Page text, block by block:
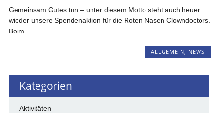
Gemeinsam Gutes tun – unter diesem Motto steht auch heuer
wieder unsere Spendenaktion für die Roten Nasen Clowndoctors.
Beim...
ALLGEMEIN NEWS
Kategorien
Aktivitäten